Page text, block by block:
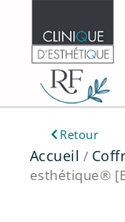
contenu
Retour
Accueil /
esthétique®